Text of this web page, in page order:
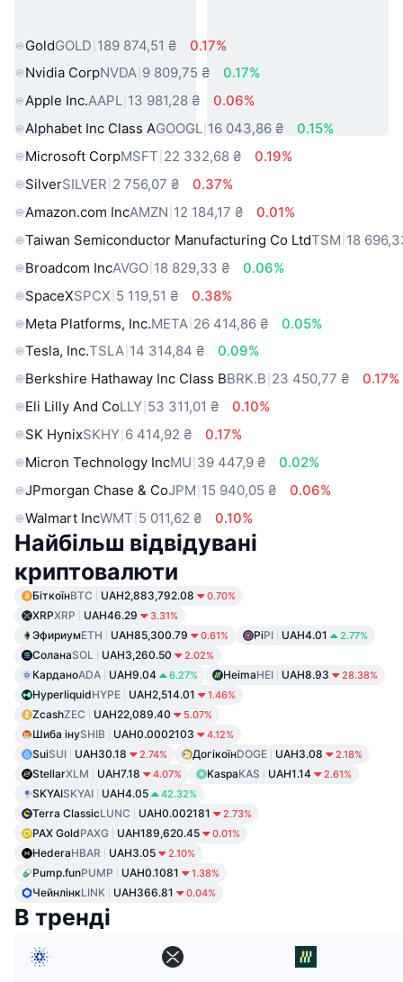
GoldGOLD 189 874,51 ₴
0.17%
Nvidia CorpNVDA 9 809,75 ₴
0.17%
Apple Inc.AAPL 13 981,28 ₴
0.06%
Alphabet Inc Class AGOOGL 16 043,86 ₴
0.15%
Microsoft CorpMSFT 22 332,68 ₴
0.19%
SilverSILVER 2 756,07 ₴
0.37%
Amazon.com IncAMZN 12 184,17 ₴
0.01%
Taiwan Semiconductor Manufacturing Co LtdTSM 18
Broadcom IncAVGO 18 829,33 ₴
0.06%
SpaceXSPCX 5 119,51 ₴
0.38%
Meta Platforms, Inc.META 26 414,86 ₴
0.05%
Tesla, Inc.TSLA 14 314,84 ₴
0.09%
Berkshire Hathaway Inc Class BBRK.B 23 450,77 ₴
0.17%
Eli Lilly And CoLLY 53 311,01 ₴
0.10%
SK HynixSKHY 6 414,92 ₴
0.17%
Micron Technology IncMU 39 447,9 ₴
0.02%
JPmorgan Chase & CoJPM 15 940,05 ₴
0.06%
Walmart IncWMT 5 011,62 ₴ 0.10%
Найбільш відвідувані
криптовалюти
БіткоїнBTC UAH2,883,792.08 0.70%
XRPXRP UAH46.29 3.31%
ЭфириумETH UAH85,300.79 0.61% PiPI UAH4.01 2.77%
СоланаSOL UAH3,260.50 2.02%
КарданоADA UAH9.04 6.27% HeimaHEI UAH8.93 28.38%
HyperliquidHYPE UAH2,514.01 1.46%
ZcashZEC UAH22,089.40 5.07%
Шиба інуSHIB UAH0.0002103 4.12%
SuiSUI UAH30.18 2.74% ДогікоїнDOGE UAH3.08 2.18%
StellarXLM UAH7.18 4.07% KaspaKAS UAH1.14 2.61%
SKYAISKYAI UAH4.05 42.32%
Terra ClassicLUNC UAH0.002181 2.73%
PAX GoldPAXG UAH189,620.45 0.01%
HederaHBAR UAH3.05 2.10%
Pump.funPUMP UAH0.1081 1.38%
ЧейнлінкLINK UAH366.81 0.04%
В тренді